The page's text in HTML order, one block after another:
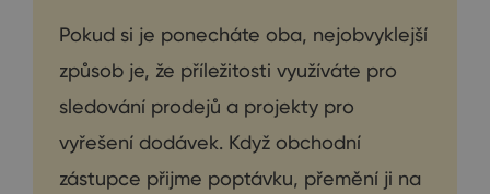
Pokud si je ponecháte oba, nejobvyklejší
způsob je, že příležitosti využíváte pro
sledování prodejů a projekty pro
vyřešení dodávek. Když obchodní
zástupce přijme poptávku, přemění ji na